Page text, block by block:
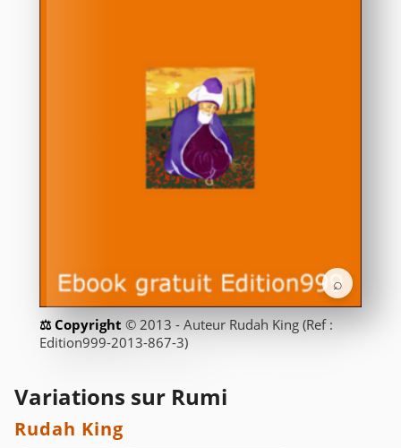
⌕
© 2013 - Auteur Rudah King (Ref :
Edition999-2013-867-3)
Variations sur Rumi
Rudah King